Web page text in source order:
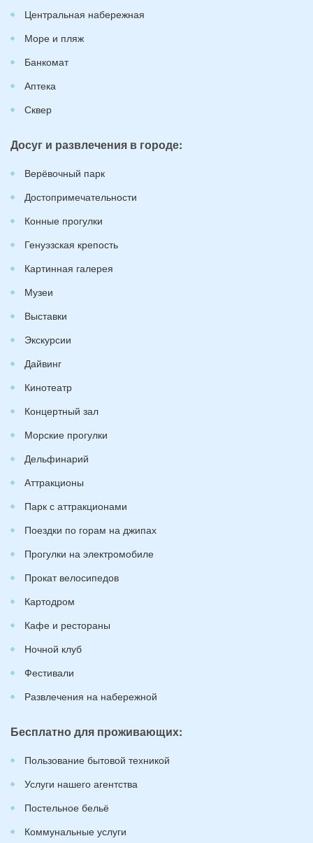
Центральная набережная
Море и пляж
Банкомат
Аптека
Сквер
Досуг и развлечения в городе:
Верёвочный парк
Достопримечательности
Конные прогулки
Генуэзская крепость
Картинная галерея
Музеи
Выставки
Экскурсии
Дайвинг
Кинотеатр
Концертный зал
Морские прогулки
Дельфинарий
Аттракционы
Парк с аттракционами
Поездки по горам на джипах
Прогулки на электромобиле
Прокат велосипедов
Картодром
Кафе и рестораны
Ночной клуб
Фестивали
Развлечения на набережной
Бесплатно для проживающих:
Пользование бытовой техникой
Услуги нашего агентства
Постельное бельё
Коммунальные услуги